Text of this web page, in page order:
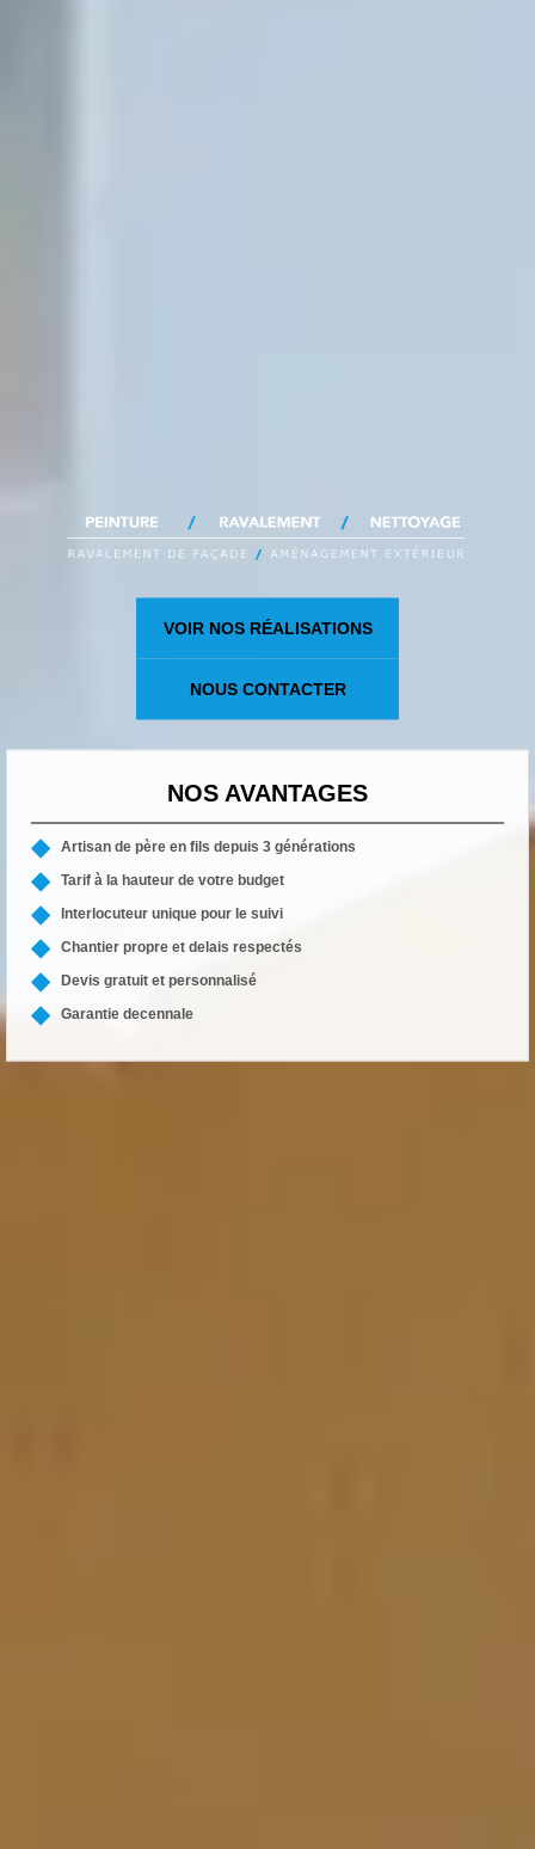
VOIR NOS RÉALISATIONS
NOUS CONTACTER
NOS AVANTAGES
Artisan de père en fils depuis 3 générations
Tarif à la hauteur de votre budget
Interlocuteur unique pour le suivi
Chantier propre et delais respectés
Devis gratuit et personnalisé
Garantie decennale